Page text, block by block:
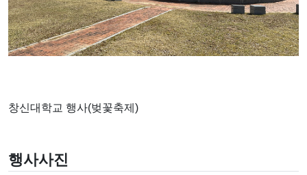
창신대학교 행사(벚꽃축제)
행사사진